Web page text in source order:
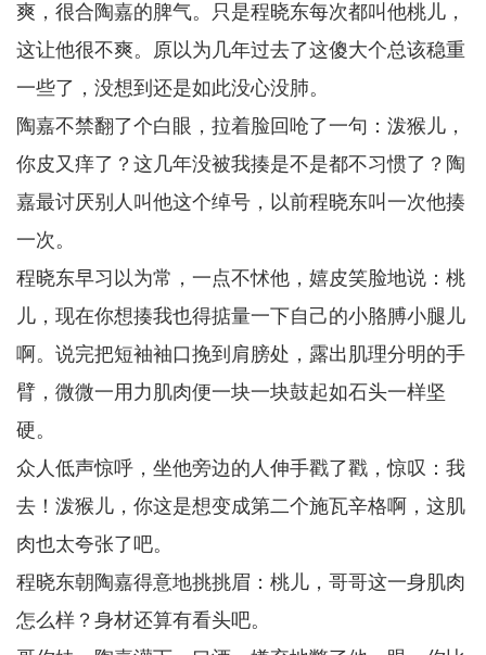
爽，很合陶嘉的脾气。只是程晓东每次都叫他桃儿，
这让他很不爽。原以为几年过去了这傻大个总该稳重
一些了，没想到还是如此没心没肺。
陶嘉不禁翻了个白眼，拉着脸回呛了一句：泼猴儿，
你皮又痒了？这几年没被我揍是不是都不习惯了？陶
嘉最讨厌别人叫他这个绰号，以前程晓东叫一次他揍
一次。
程晓东早习以为常，一点不怵他，嬉皮笑脸地说：桃
儿，现在你想揍我也得掂量一下自己的小胳膊小腿儿
啊。说完把短袖袖口挽到肩膀处，露出肌理分明的手
臂，微微一用力肌肉便一块一块鼓起如石头一样坚
硬。
众人低声惊呼，坐他旁边的人伸手戳了戳，惊叹：我
去！泼猴儿，你这是想变成第二个施瓦辛格啊，这肌
肉也太夸张了吧。
程晓东朝陶嘉得意地挑挑眉：桃儿，哥哥这一身肌肉
怎么样？身材还算有看头吧。